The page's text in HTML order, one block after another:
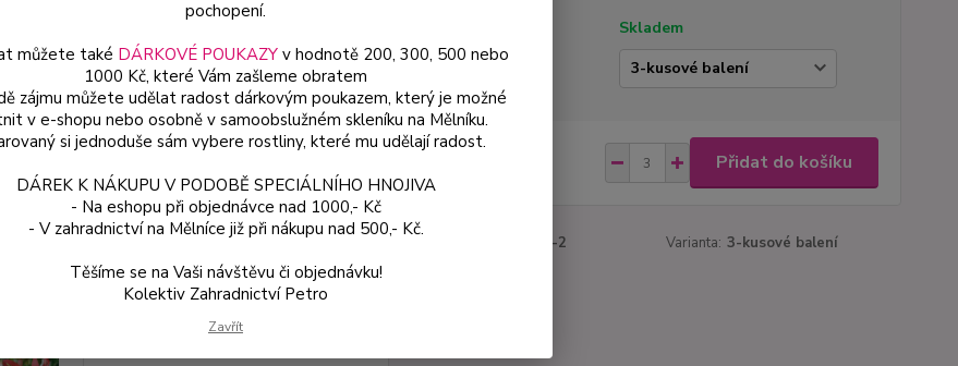
Skladem
54 Kč Přidat do košíku
720-2 Varianta: 3-kusové balení
pochopení.
můžete také DÁRKOVÉ POUKAZYv hodnotě 200, 300, 500 nebo
1000 Kč, které Vám zašleme obratem
zájmu můžete udělat radost dárkovým poukazem, který je možné
v e-shopu nebo osobně v samoobslužném skleníku na Mělníku.
si jednoduše sám vybere rostliny, které mu udělají radost.
DÁREK K NÁKUPU V PODOBĚ SPECIÁLNÍHO HNOJIVA
- Na eshopu při objednávce nad 1000,- Kč
- V zahradnictví na Mělníce již při nákupu nad 500,- Kč.
Těšíme se na Vaši návštěvu či objednávku!
Kolektiv Zahradnictví Petro
Zavřít